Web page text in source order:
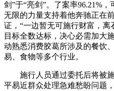
剑”于“亮剑”。了案率96.21%
无限的力量支持着他奔驰正在
证，“一边暂无可施行财富，
目标全数达标，决心必需加大
动熟悉消费胶葛所涉及的餐饮
易、食物等多个行业。
施行人员通过委托后将被施
平易近群众处理急难愁盼问题